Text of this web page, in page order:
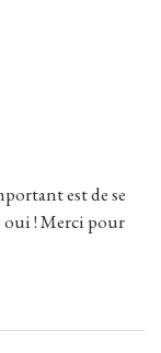
est de se
oui ! Merci pour